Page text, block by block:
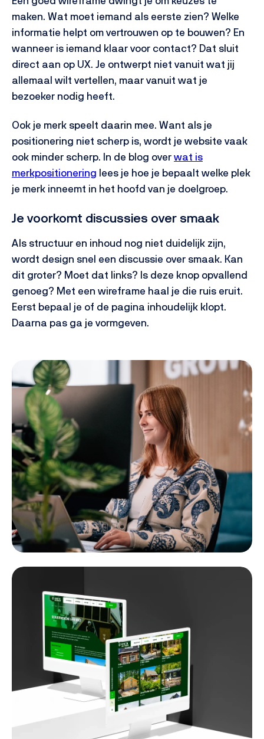
maken. Wat moet iemand als eerste zien? Welke
informatie helpt om vertrouwen op te bouwen? En
wanneer is iemand klaar voor contact? Dat sluit
direct aan op UX. Je ontwerpt niet vanuit wat jij
allemaal wilt vertellen, maar vanuit wat je
bezoeker nodig heeft.
Ook je merk speelt daarin mee. Want als je
positionering niet scherp is, wordt je website vaak
ook minder scherp. In de blog overwat is
merkpositionering lees je hoe je bepaalt welke plek
je merk inneemt in het hoofd van je doelgroep.
Je voorkomt discussies over smaak
Als structuur en inhoud nog niet duidelijk zijn,
wordt design snel een discussie over smaak. Kan
dit groter? Moet dat links? Is deze knop opvallend
genoeg? Met een wireframe haal je die ruis eruit.
Eerst bepaal je of de pagina inhoudelijk klopt.
Daarna pas ga je vormgeven.